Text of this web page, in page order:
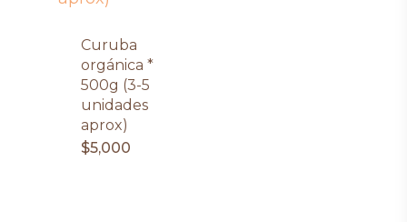
Curuba
orgánica *
500g (3-5
unidades
aprox)
$5,000